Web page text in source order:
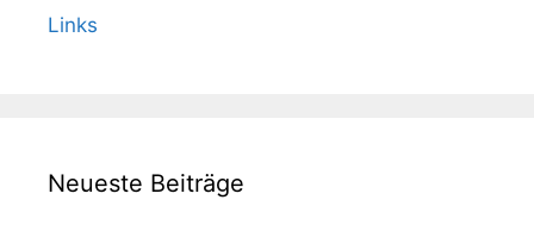
Links
Neueste Beiträge